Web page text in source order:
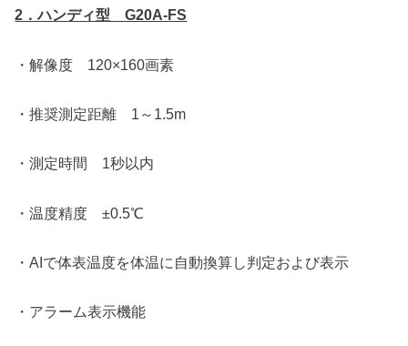
2．ハンディ型 G20A-FS
・解像度 120×160画素
・推奨測定距離 1～1.5m
・測定時間 1秒以内
・温度精度 ±0.5℃
・AIで体表温度を体温に自動換算し判定および表示
・アラーム表示機能